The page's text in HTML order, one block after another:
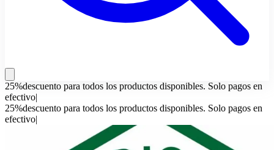
25%descuento para todos los productos disponibles. Solo pagos en
efectivo|
25%descuento para todos los productos disponibles. Solo pagos en
efectivo|